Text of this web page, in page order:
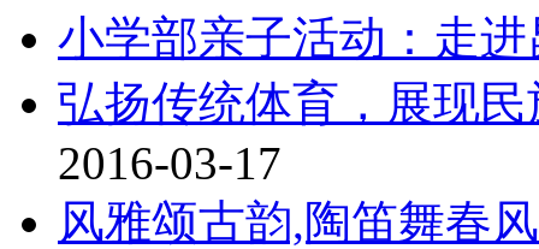
小学部亲子活动：走
弘扬传统体育，展现
2016-03-17
风雅颂古韵,陶笛舞春